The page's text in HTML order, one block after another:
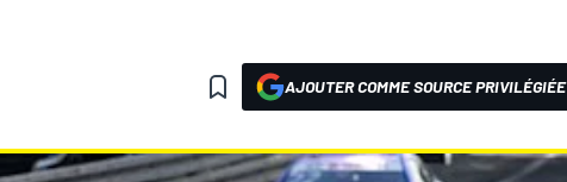
AJOUTER COMME SOURCE PRIVILÉGIÉE